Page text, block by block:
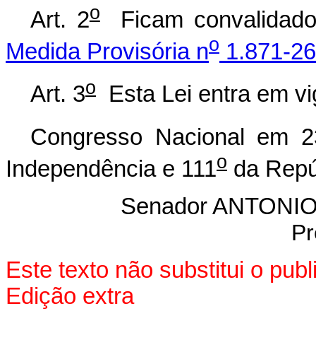
Art. 2oFicam
Medida Provisória no 1.871-
Art. 3o
Esta Lei entra em
Congresso Nacional em
Independência e 111o da
Senador
Este texto não substitui o
Edição extra